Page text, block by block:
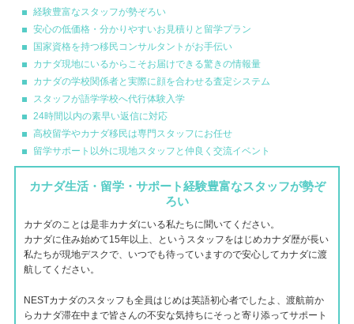
経験豊富なスタッフが勢ぞろい
安心の低価格・分かりやすいお見積りと留学プラン
国家資格を持つ移民コンサルタントがお手伝い
カナダ現地にいるからこそお届けできる驚きの情報量
カナダの学校関係者と実際に顔を合わせる査定システム
スタッフが語学学校へ代行体験入学
24時間以内の素早い返信に対応
高校留学やカナダ移民は専門スタッフにお任せ
留学サポート以外に現地スタッフと仲良く交流イベント
カナダ生活・留学・サポート経験豊富なスタッフが勢ぞ
ろい
カナダのことは是非カナダにいる私たちに聞いてください。
カナダに住み始めて15年以上、というスタッフをはじめカナダ歴が長い
私たちが現地デスクで、いつでも待っていますので安心してカナダに渡
航してください。
NESTカナダのスタッフも全員はじめは英語初心者でしたよ、渡航前か
らカナダ滞在中まで皆さんの不安な気持ちにそっと寄り添ってサポート